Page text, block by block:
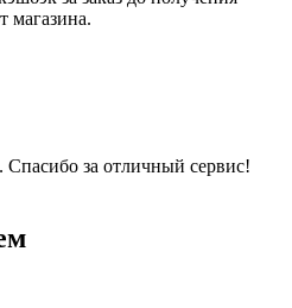
магазина.
Спасибо за отличный сервис!